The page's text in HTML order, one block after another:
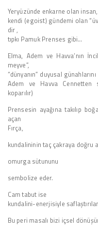
Yeryüzünde enkarne olan insan,
kendi (egoist) gündemi olan
dir ,
tıpkı Pamuk Prenses gibi…
Elma, Adem ve Havva’nın
meyve”,
“dünyanın” duyusal
Adem ve Havva Cennetten
koparılır)
Prensesin ayağına takılıp
açan
Fırça,
kundalininin taç çakraya doğru
omurga sütununu
sembolize eder.
Cam tabut ise
kundalini-enerjisiyle
Bu peri masalı bizi içsel